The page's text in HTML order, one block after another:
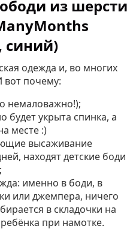
из шерсти
синий)
одежда и, во многих
вот почему:
немаловажно!);
будет укрыта спинка, а
месте :)
высаживание
находят детские боди
именно в боди, в
или джемпера, ничего
в складочки на
при намотке.